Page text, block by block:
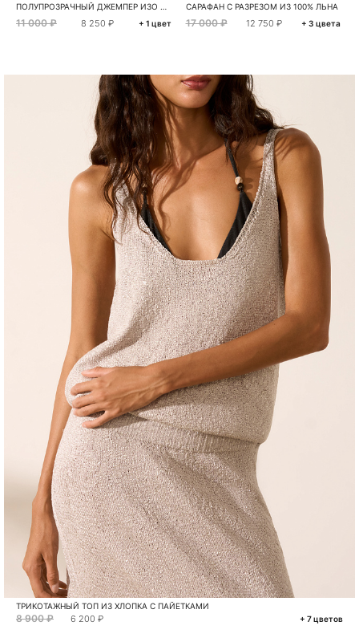
ПОЛУПРОЗРАЧНЫЙ ДЖЕМПЕР ИЗО ЛЬНА
11 000 ₽ 8 250 ₽ + 1 цвет
САРАФАН С РАЗРЕЗОМ ИЗ 100% ЛЬНА
17 000 ₽ 12 750 ₽ + 3 цвета
ТРИКОТАЖНЫЙ ТОП ИЗ ХЛОПКА С ПАЙЕТКАМИ
8 900 ₽ 6 200 ₽ + 7 цветов